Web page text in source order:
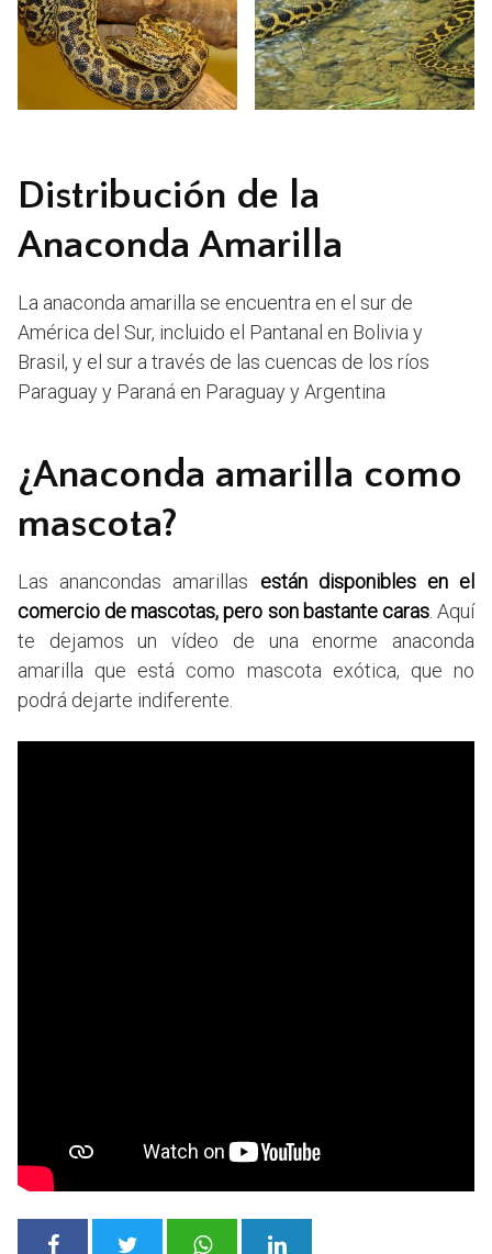
Distribución de la
Anaconda Amarilla
La anaconda amarilla se encuentra en el sur de
América del Sur, incluido el Pantanal en Bolivia y
Brasil, y el sur a través de las cuencas de los ríos
Paraguay y Paraná en Paraguay y Argentina
¿Anaconda amarilla como
mascota?
Las anancondas amarillas están disponibles en el
comercio de mascotas, pero son bastante caras. Aquí
te dejamos un vídeo de una enorme anaconda
amarilla que está como mascota exótica, que no
podrá dejarte indiferente.